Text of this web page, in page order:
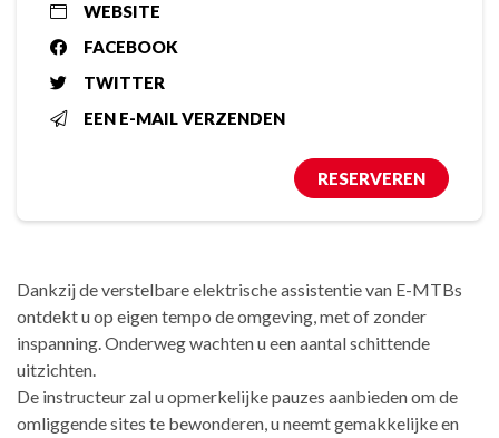
WEBSITE
FACEBOOK
TWITTER
EEN E-MAIL VERZENDEN
RESERVEREN
Dankzij de verstelbare elektrische assistentie van E-MTBs
ontdekt u op eigen tempo de omgeving, met of zonder
inspanning. Onderweg wachten u een aantal schittende
uitzichten.
De instructeur zal u opmerkelijke pauzes aanbieden om de
omliggende sites te bewonderen, u neemt gemakkelijke en